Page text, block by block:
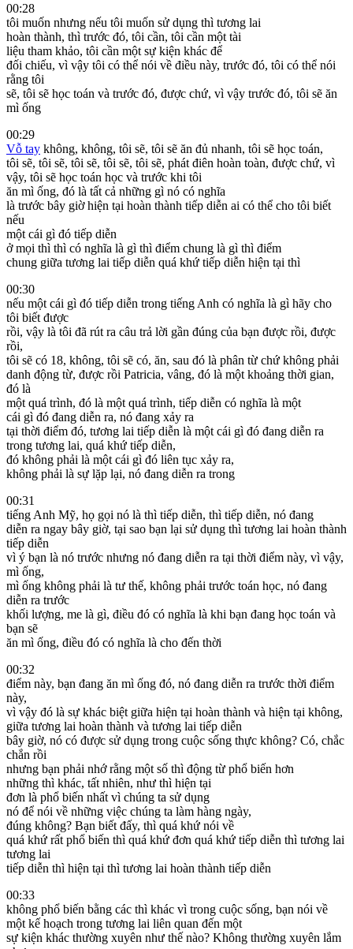
00:28
tôi muốn nhưng nếu tôi muốn sử dụng thì tương lai
hoàn thành, thì trước đó, tôi cần, tôi cần một tài
liệu tham khảo, tôi cần một sự kiện khác để
đối chiếu, vì vậy tôi có thể nói về điều này, trước đó, tôi có thể nói
rằng tôi
sẽ, tôi sẽ học toán và trước đó, được chứ, vì vậy trước đó, tôi sẽ ăn
mì ống
00:29
Vỗ tay không, không, tôi sẽ, tôi sẽ ăn đủ nhanh, tôi sẽ học toán,
tôi sẽ, tôi sẽ, tôi sẽ, tôi sẽ, tôi sẽ, phát điên hoàn toàn, được chứ, vì
vậy, tôi sẽ học toán học và trước khi tôi
ăn mì ống, đó là tất cả những gì nó có nghĩa
là trước bây giờ hiện tại hoàn thành tiếp diễn ai có thể cho tôi biết
nếu
một cái gì đó tiếp diễn
ở mọi thì thì có nghĩa là gì thì điểm chung là gì thì điểm
chung giữa tương lai tiếp diễn quá khứ tiếp diễn hiện tại thì
00:30
nếu một cái gì đó tiếp diễn trong tiếng Anh có nghĩa là gì hãy cho
tôi biết được
rồi, vậy là tôi đã rút ra câu trả lời gần đúng của bạn được rồi, được
rồi,
tôi sẽ có 18, không, tôi sẽ có, ăn, sau đó là phân từ chứ không phải
danh động từ, được rồi Patricia, vâng, đó là một khoảng thời gian,
đó là
một quá trình, đó là một quá trình, tiếp diễn có nghĩa là một
cái gì đó đang diễn ra, nó đang xảy ra
tại thời điểm đó, tương lai tiếp diễn là một cái gì đó đang diễn ra
trong tương lai, quá khứ tiếp diễn,
đó không phải là một cái gì đó liên tục xảy ra,
không phải là sự lặp lại, nó đang diễn ra trong
00:31
tiếng Anh Mỹ, họ gọi nó là thì tiếp diễn, thì tiếp diễn, nó đang
diễn ra ngay bây giờ, tại sao bạn lại sử dụng thì tương lai hoàn thành
tiếp diễn
vì ý bạn là nó trước nhưng nó đang diễn ra tại thời điểm này, vì vậy,
mì ống,
mì ống không phải là tư thế, không phải trước toán học, nó đang
diễn ra trước
khối lượng, me là gì, điều đó có nghĩa là khi bạn đang học toán và
bạn sẽ
ăn mì ống, điều đó có nghĩa là cho đến thời
00:32
điểm này, bạn đang ăn mì ống đó, nó đang diễn ra trước thời điểm
này,
vì vậy đó là sự khác biệt giữa hiện tại hoàn thành và hiện tại không,
giữa tương lai hoàn thành và tương lai tiếp diễn
bây giờ, nó có được sử dụng trong cuộc sống thực không? Có, chắc
chắn rồi
nhưng bạn phải nhớ rằng một số thì động từ phổ biến hơn
những thì khác, tất nhiên, như thì hiện tại
đơn là phổ biến nhất vì chúng ta sử dụng
nó để nói về những việc chúng ta làm hàng ngày,
đúng không? Bạn biết đấy, thì quá khứ nói về
quá khứ rất phổ biến thì quá khứ đơn quá khứ tiếp diễn thì tương lai
tương lai
tiếp diễn thì hiện tại thì tương lai hoàn thành tiếp diễn
00:33
không phổ biến bằng các thì khác vì trong cuộc sống, bạn nói về
một kế hoạch trong tương lai liên quan đến một
sự kiện khác thường xuyên như thế nào? Không thường xuyên lắm